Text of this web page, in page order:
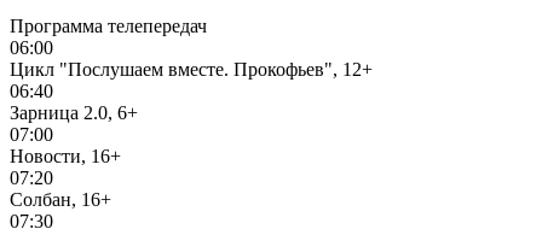
Программа телепередач
06:00
Цикл "Послушаем вместе. Прокофьев", 12+
06:40
Зарница 2.0, 6+
07:00
Новости, 16+
07:20
Солбан, 16+
07:30